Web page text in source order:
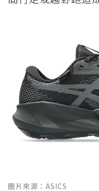
圖片來源：ASICS